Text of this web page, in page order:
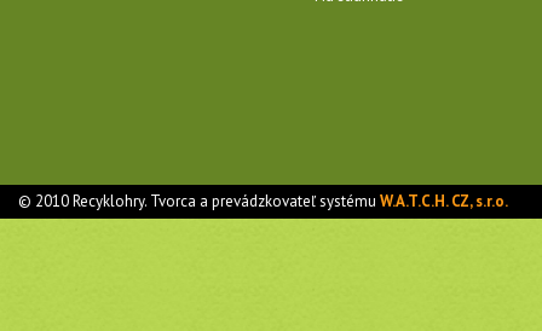
© 2010 Recyklohry. Tvorca a prevádzkovateľ systémuW.A.T.C.H. CZ, s.r.o.